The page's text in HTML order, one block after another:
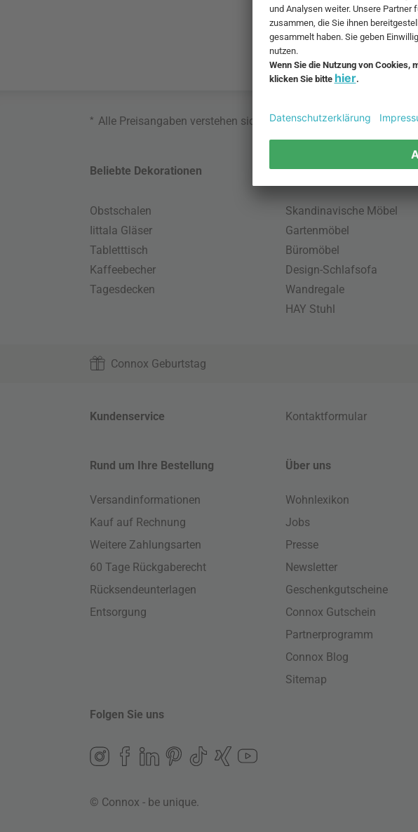
* Alle Preisangaben verstehen sich inklusive MwSt. und zzgl.
Beliebte Dekorationen
Obstschalen
Iittala Gläser
Tabletttisch
Kaffeebecher
Tagesdecken
Beliebte Möbel
Skandinavische Möbel
Gartenmöbel
Büromöbel
Design-Schlafsofa
Wandregale
HAY Stuhl
Connox Geburtstag
Kundenservice Kontaktformular
Rund um Ihre Bestellung
Versandinformationen
Kauf auf Rechnung
Weitere Zahlungsarten
60 Tage Rückgaberecht
Rücksendeunterlagen
Entsorgung
Über uns
Wohnlexikon
Jobs
Presse
Newsletter
Geschenkgutscheine
Connox Gutschein
Partnerprogramm
Connox Blog
Sitemap
Folgen Sie uns
© Connox - be unique.